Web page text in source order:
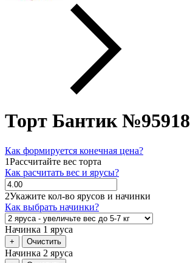
Торт Бантик №95918
Как формируется конечная цена?
1Рассчитайте вес торта
Как расчитать вес и ярусы?
2Укажите кол-во ярусов и начинки
Как выбрать начинки?
Начинка 1 яруса
+ Очистить
Начинка 2 яруса